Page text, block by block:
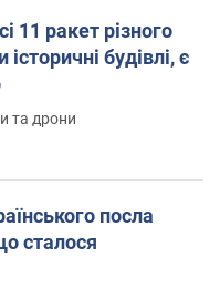
11 ракет різного
будівлі, є
та дрони
посла
сталося